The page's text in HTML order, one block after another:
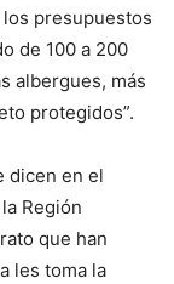
presupuestos
de 100 a 200
albergues, más
protegidos”.
dicen en el
Región
que han
les toma la